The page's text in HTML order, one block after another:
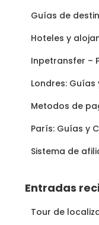
Guías de
Hoteles y
Inpetransfer –
Londres: Guías
Metodos de
París: Guías y
Sistema de
Entradas
Tour de